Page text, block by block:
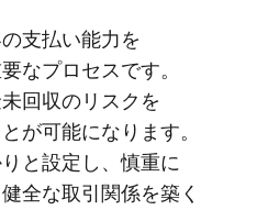
支払い能力を​
な​プロセスです。​
回収の​リスクを​
が​可能に​なります。​
と​設定し、​慎重に​
全な​取引関係を​築く​